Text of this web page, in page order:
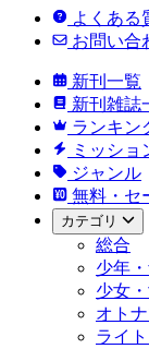
よくある
お問い合
新刊一覧
新刊雑誌
ランキン
ミッショ
ジャンル
無料・セ
カテゴリ
総合
少年
少女
オト
ライ